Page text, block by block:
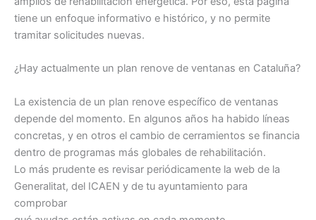
tiene un enfoque informativo e histórico, y no permite
tramitar solicitudes nuevas.
¿Hay actualmente un plan renove de ventanas en Cataluña?
La existencia de un plan renove específico de ventanas
depende del momento. En algunos años ha habido líneas
concretas, y en otros el cambio de cerramientos se financia
dentro de programas más globales de rehabilitación.
Lo más prudente es revisar periódicamente la web de la
Generalitat, del ICAEN y de tu ayuntamiento para
comprobar